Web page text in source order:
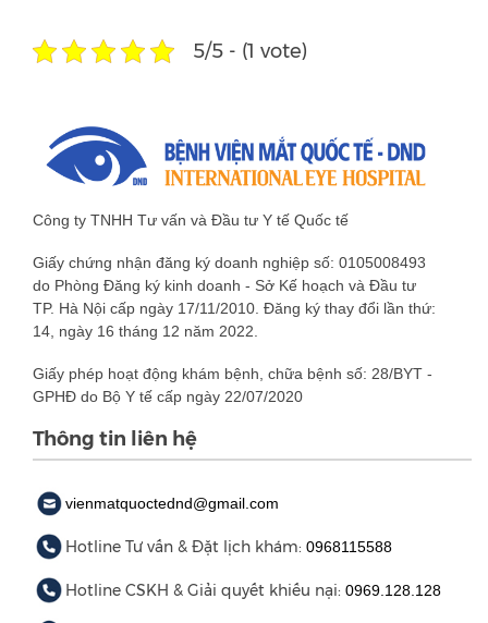
5/5 - (1 vote)
Công ty TNHH Tư vấn và Đầu tư Y tế Quốc tế
Giấy chứng nhận đăng ký doanh nghiệp số: 0105008493
do Phòng Đăng ký kinh doanh - Sở Kế hoạch và Đầu tư
TP. Hà Nội cấp ngày 17/11/2010. Đăng ký thay đổi lần thứ:
14, ngày 16 tháng 12 năm 2022.
Giấy phép hoạt động khám bệnh, chữa bệnh số: 28/BYT -
GPHĐ do Bộ Y tế cấp ngày 22/07/2020
Thông tin liên hệ
vienmatquoctednd@gmail.com
Hotline Tư vấn & Đặt lịch khám: 0968115588
Hotline CSKH & Giải quyết khiếu nại: 0969.128.128